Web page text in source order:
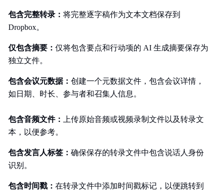
包含完整转录： 将完整逐字稿作为文本文档保存到
Dropbox。
仅包含摘要： 仅将包含要点和行动项的 AI 生成摘要保存为
独立文件。
包含会议元数据： 创建一个元数据文件，包含会议详情，
如日期、时长、参与者和召集人信息。
包含音频文件：
上传原始音频或视频录制文件以及转录文
本，以便参考。
包含发言人标签： 确保保存的转录文件中包含说话人身份
识别。
包含时间戳： 在转录文件中添加时间戳标记，以便跳转到